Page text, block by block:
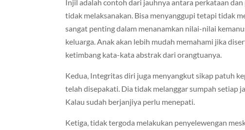
Injil adalah contoh dari jauhnya antara perkataan
tidak melaksanakan. Bisa menyanggupi tetapi tidak
sangat penting dalam menanamkan nilai-nilai
keluarga. Anak akan lebih mudah memahami jika
ketimbang kata-kata abstrak dari orangtuanya.
Kedua, Integritas diri juga menyangkut sikap patuh
telah disepakati. Dia tidak melanggar sumpah setiap
Kalau sudah berjanjiya perlu menepati.
Ketiga, tidak tergoda melakukan penyelewengan